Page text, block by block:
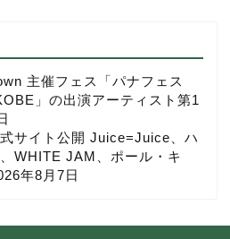
主催フェス「パナフェス
」の出演アーティスト第1
サイト公開 Juice=Juice、ハ
WHITE JAM、ポール・キ
年8月7日